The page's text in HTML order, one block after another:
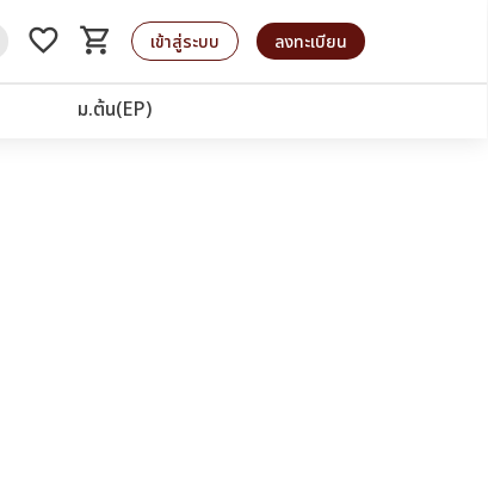
favorite_border shopping_cart
รถเข็น เข้าสู่ระบบ ลงทะเบียน
ม.ต้น(EP)